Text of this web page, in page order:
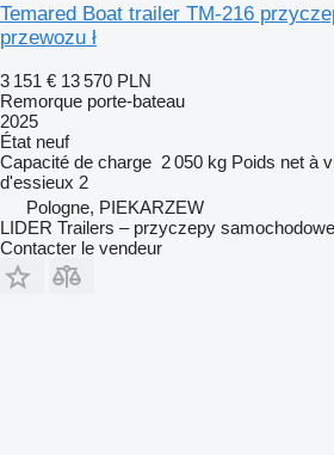
Temared Boat trailer TM-216
przewozu ł
3 151 € 13 570 PLN
Remorque porte-bateau
2025
État neuf
Capacité de charge 2 050 kg Poids net à
d'essieux 2
Pologne, PIEKARZEW
LIDER Trailers – przyczepy
Contacter le vendeur